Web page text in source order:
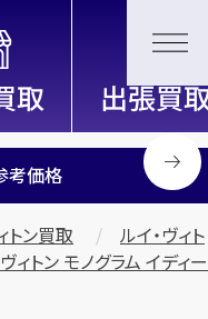
実績の買取専門店「買取大
考価格
トン買取
ルイ・ヴィト
ィトン モノグラム イディー